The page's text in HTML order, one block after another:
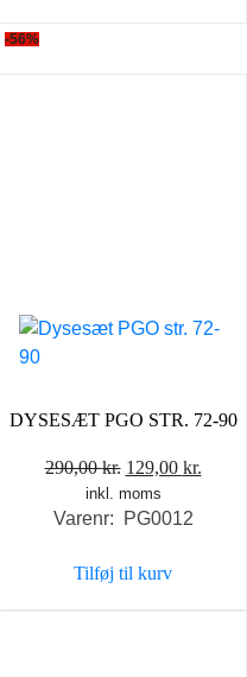
-56%
DYSESÆT PGO STR. 72-90
290,00kr. Den
oprindelige
pris
290,00 kr..
129,00 kr.
inkl. moms
Varenr: PG0012
Tilføj til kurv